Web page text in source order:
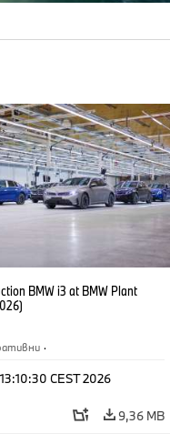
BMW i3 at BMW Plant
·
CEST 2026
9,36 MB